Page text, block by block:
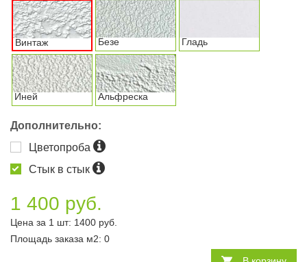
Винтаж Безе Гладь
Иней Альфреска
Дополнительно:
Цветопроба
Стык в стык
1 400 руб.
Цена за 1 шт: 1400 руб.
Площадь заказа м2: 0